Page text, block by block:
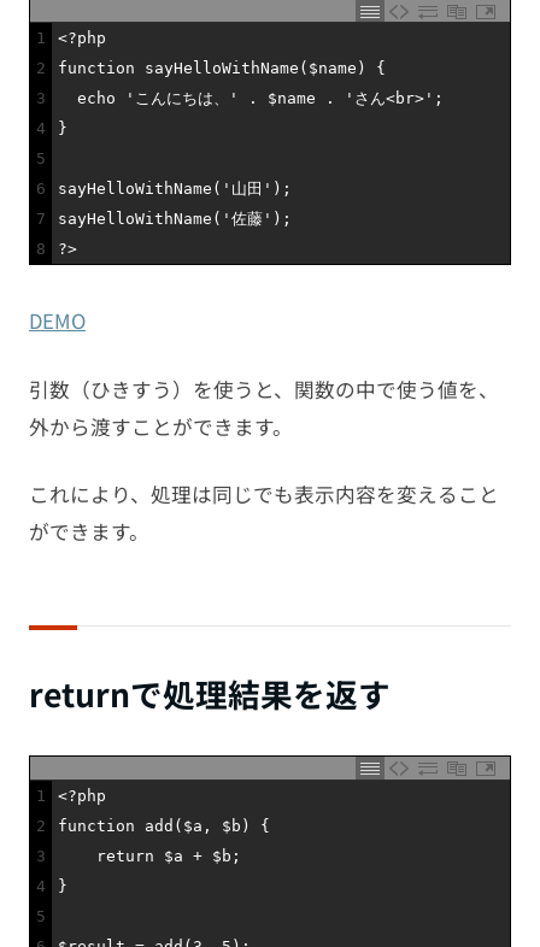
1
2
3
4
5
6
7
8
<?php
function
sayHelloWithName ( $name )
{
echo
'こんにちは、' . $name . 'さん<br>' ;
}
sayHelloWithName ( '山田' ) ;
sayHelloWithName ( '佐藤' ) ;
?>
DEMO
引数（ひきすう）を使うと、関数の中で使う値を、
外から渡すことができます。
これにより、処理は同じでも表示内容を変えること
ができます。
returnで処理結果を返す
1
2
3
4
5
<?php
function
add ( $a , $b )
{
return
$a + $b ;
}